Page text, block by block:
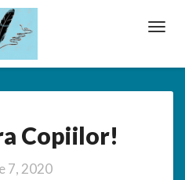
Opera
Copiilor!
Copiilor!
7, 2020